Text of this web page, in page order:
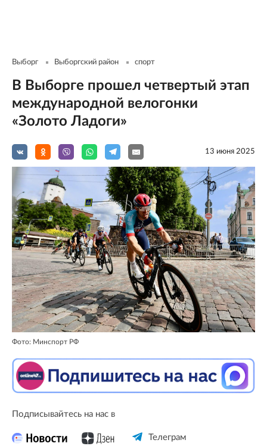
Выборг Выборгский район спорт
В Выборге прошел четвертый этап
международной велогонки
«Золото Ладоги»
13 июня 2025
Фото: Минспорт РФ
Подписывайтесь на нас в
Телеграм